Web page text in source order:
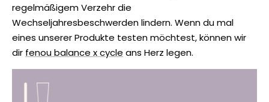
regelmäßigem Verzehr die
Wechseljahresbeschwerden lindern. Wenn du mal
eines unserer Produkte testen möchtest, können wir
dir fenou balance x cycle ans Herz legen.